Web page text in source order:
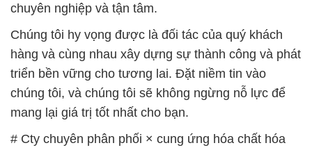
chuyên nghiệp và tận tâm.
Chúng tôi hy vọng được là đối tác của quý khách
hàng và cùng nhau xây dựng sự thành công và phát
triển bền vững cho tương lai. Đặt niềm tin vào
chúng tôi, và chúng tôi sẽ không ngừng nỗ lực để
mang lại giá trị tốt nhất cho bạn.
# Cty chuyên phân phối × cung ứng hóa chất hóa